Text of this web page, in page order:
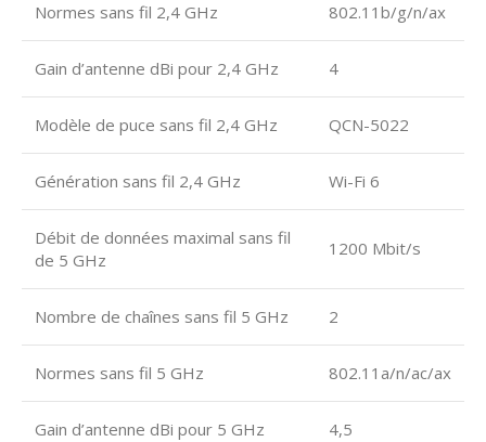
Normes sans fil 2,4 GHz 802.11b/g/n/ax
Gain d’antenne dBi pour 2,4 GHz 4
Modèle de puce sans fil 2,4 GHz QCN-5022
Génération sans fil 2,4 GHz Wi-Fi 6
Débit de données maximal sans fil
de 5 GHz
1200 Mbit/s
Nombre de chaînes sans fil 5 GHz 2
Normes sans fil 5 GHz 802.11a/n/ac/ax
Gain d’antenne dBi pour 5 GHz 4,5